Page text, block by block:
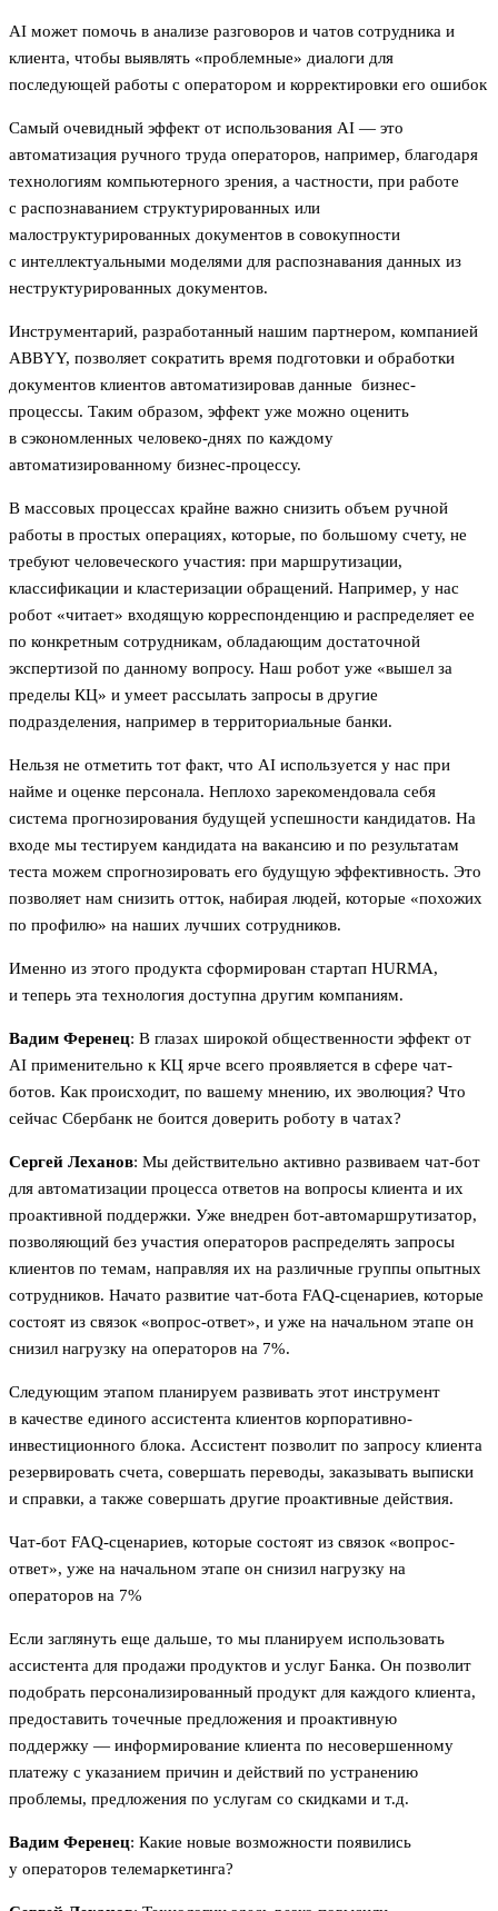
AI может помочь в анализе разговоров и чатов сотрудника и
клиента, чтобы выявлять «проблемные» диалоги для
последующей работы с оператором и корректировки его ошибок
Самый очевидный эффект от использования AI — это
автоматизация ручного труда операторов, например, благодаря
технологиям компьютерного зрения, а частности, при работе
с распознаванием структурированных или
малоструктурированных документов в совокупности
с интеллектуальными моделями для распознавания данных из
неструктурированных документов.
Инструментарий, разработанный нашим партнером, компанией
ABBYY, позволяет сократить время подготовки и обработки
документов клиентов автоматизировав данные бизнес-
процессы. Таким образом, эффект уже можно оценить
в сэкономленных человеко-днях по каждому
автоматизированному бизнес-процессу.
В массовых процессах крайне важно снизить объем ручной
работы в простых операциях, которые, по большому счету, не
требуют человеческого участия: при маршрутизации,
классификации и кластеризации обращений. Например, у нас
робот «читает» входящую корреспонденцию и распределяет ее
по конкретным сотрудникам, обладающим достаточной
экспертизой по данному вопросу. Наш робот уже «вышел за
пределы КЦ» и умеет рассылать запросы в другие
подразделения, например в территориальные банки.
Нельзя не отметить тот факт, что AI используется у нас при
найме и оценке персонала. Неплохо зарекомендовала себя
система прогнозирования будущей успешности кандидатов. На
входе мы тестируем кандидата на вакансию и по результатам
теста можем спрогнозировать его будущую эффективность. Это
позволяет нам снизить отток, набирая людей, которые «похожих
по профилю» на наших лучших сотрудников.
Именно из этого продукта сформирован стартап HURMA,
и теперь эта технология доступна другим компаниям.
Вадим Ференец: В глазах широкой общественности эффект от
AI применительно к КЦ ярче всего проявляется в сфере чат-
ботов. Как происходит, по вашему мнению, их эволюция? Что
сейчас Сбербанк не боится доверить роботу в чатах?
Сергей Леханов: Мы действительно активно развиваем чат-бот
для автоматизации процесса ответов на вопросы клиента и их
проактивной поддержки. Уже внедрен бот-автомаршрутизатор,
позволяющий без участия операторов распределять запросы
клиентов по темам, направляя их на различные группы опытных
сотрудников. Начато развитие чат-бота FAQ-сценариев, которые
состоят из связок «вопрос-ответ», и уже на начальном этапе он
снизил нагрузку на операторов на 7%.
Следующим этапом планируем развивать этот инструмент
в качестве единого ассистента клиентов корпоративно-
инвестиционного блока. Ассистент позволит по запросу клиента
резервировать счета, совершать переводы, заказывать выписки
и справки, а также совершать другие проактивные действия.
Чат-бот FAQ-сценариев, которые состоят из связок «вопрос-
ответ», уже на начальном этапе он снизил нагрузку на
операторов на 7%
Если заглянуть еще дальше, то мы планируем использовать
ассистента для продажи продуктов и услуг Банка. Он позволит
подобрать персонализированный продукт для каждого клиента,
предоставить точечные предложения и проактивную
поддержку — информирование клиента по несовершенному
платежу с указанием причин и действий по устранению
проблемы, предложения по услугам со скидками и т.д.
Вадим Ференец: Какие новые возможности появились
у операторов телемаркетинга?